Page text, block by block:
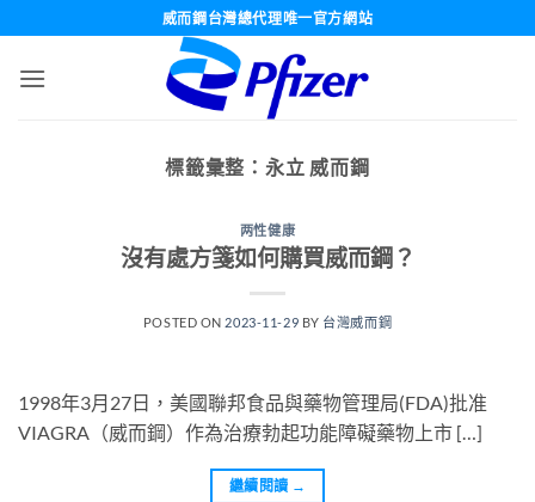
威而鋼台灣總代理唯一官方網站
標籤彙整： 永立 威而鋼
两性健康
沒有處方箋如何購買威而鋼？
POSTED ON 2023-11-29 BY 台灣威而鋼
1998年3月27日，美國聯邦食品與藥物管理局(FDA)批准
VIAGRA（威而鋼）作為治療勃起功能障礙藥物上市 […]
繼續閱讀 →